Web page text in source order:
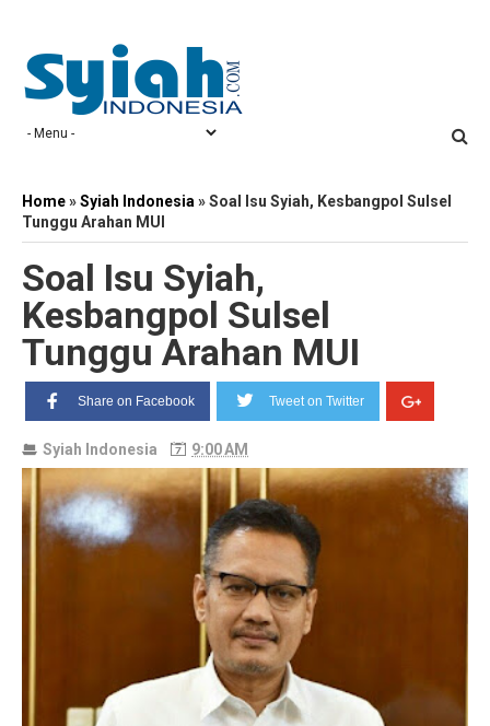
Home»Syiah Indonesia »Soal Isu Syiah, Kesbangpol Sulsel
Tunggu Arahan MUI
Soal Isu Syiah,
Kesbangpol Sulsel
Tunggu Arahan MUI
Share on Facebook Tweet on Twitter
Syiah Indonesia 9:00 AM